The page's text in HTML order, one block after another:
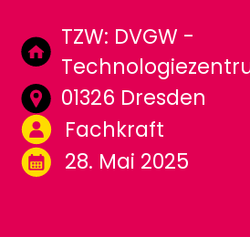
TZW: DVGW -
01326 Dresden
Fachkraft
28. Mai 2025